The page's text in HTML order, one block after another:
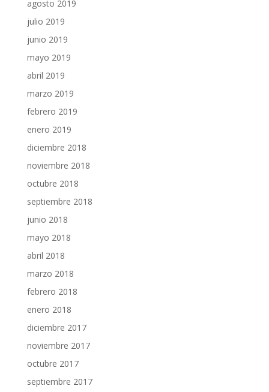
agosto 2019
julio 2019
junio 2019
mayo 2019
abril 2019
marzo 2019
febrero 2019
enero 2019
diciembre 2018
noviembre 2018
octubre 2018
septiembre 2018
junio 2018
mayo 2018
abril 2018
marzo 2018
febrero 2018
enero 2018
diciembre 2017
noviembre 2017
octubre 2017
septiembre 2017